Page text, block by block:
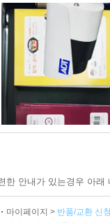
안내가 있는경우 아
마이페이지 > 반품/교환 신